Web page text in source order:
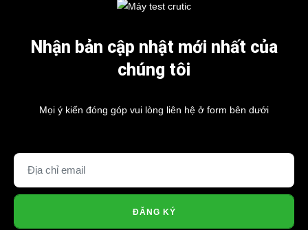
Nhận bản cập nhật mới nhất của
chúng tôi
Mọi ý kiến đóng góp vui lòng liên hệ ở form bên dưới
ĐĂNG KÝ